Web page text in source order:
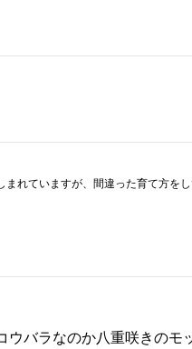
バラなのか八重咲きの